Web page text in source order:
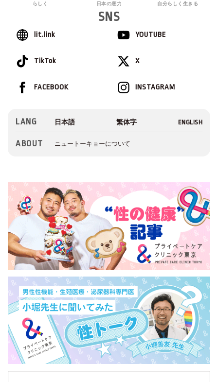
らしく 日本の底力 自分らしく生きる
SNS
lit.link YOUTUBE
TikTok X
INSTAGRAM
FACEBOOK
LANG
ABOUT ニュートーキョーについて